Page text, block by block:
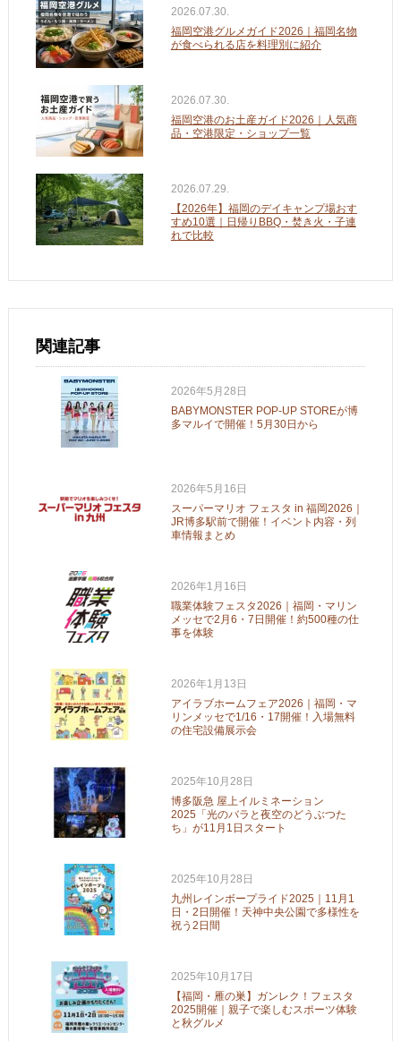
2026.07.30.
福岡空港グルメガイド2026｜福岡名物
が食べられる店を料理別に紹介
2026.07.30.
福岡空港のお土産ガイド2026｜人気商
品・空港限定・ショップ一覧
2026.07.29.
【2026年】福岡のデイキャンプ場おす
すめ10選｜日帰りBBQ・焚き火・子連
れで比較
関連記事
2026年5月28日
BABYMONSTER POP-UP STOREが博
多マルイで開催！5月30日から
2026年5月16日
スーパーマリオ フェスタ in 福岡2026｜
JR博多駅前で開催！イベント内容・列
車情報まとめ
2026年1月16日
職業体験フェスタ2026｜福岡・マリン
メッセで2月6・7日開催！約500種の仕
事を体験
2026年1月13日
アイラブホームフェア2026｜福岡・マ
リンメッセで1/16・17開催！入場無料
の住宅設備展示会
2025年10月28日
博多阪急 屋上イルミネーション
2025「光のバラと夜空のどうぶつた
ち」が11月1日スタート
2025年10月28日
九州レインボープライド2025｜11月1
日・2日開催！天神中央公園で多様性を
祝う2日間
2025年10月17日
【福岡・雁の巣】ガンレク！フェスタ
2025開催｜親子で楽しむスポーツ体験
と秋グルメ